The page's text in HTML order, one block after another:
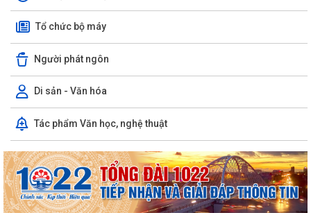
Tổ chức bộ máy
Người phát ngôn
Di sản - Văn hóa
Tác phẩm Văn học, nghệ thuật